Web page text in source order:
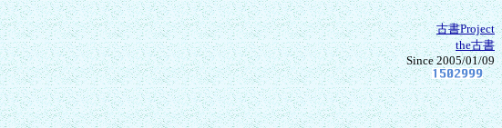
古書Project
the古書
Since 2005/01/09